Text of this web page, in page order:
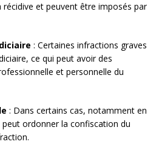
récidive et peuvent être imposés par
: Certaines infractions graves
ce qui peut avoir des
et personnelle du
: Dans certains cas, notamment en
ordonner la confiscation du